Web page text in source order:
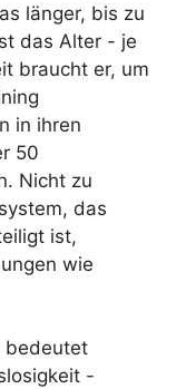
länger, bis zu
das Alter - je
braucht er, um
in ihren
50
Nicht zu
das
ist,
wie
bedeutet
-